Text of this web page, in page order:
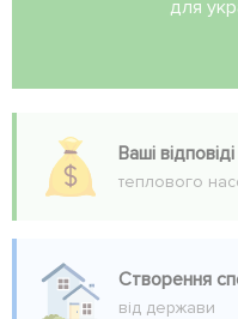
для
Ваші
теплового
Створення
від держави